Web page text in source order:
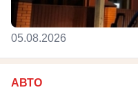
05.08.2026
АВТО